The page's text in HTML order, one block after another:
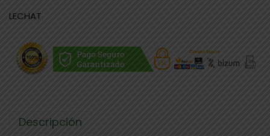
LECHAT
Descripción